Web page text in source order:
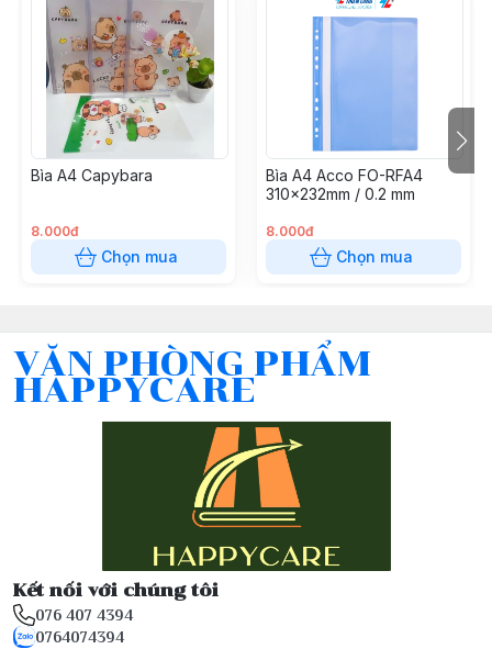
Bìa A4 Capybara
8.000đ
Chọn mua
Bìa A4 Acco FO-RFA4
310x232mm / 0.2 mm
8.000đ
Chọn mua
VĂN PHÒNG PHẨM
HAPPYCARE
Kết nối với chúng tôi
076 407 4394
0764074394